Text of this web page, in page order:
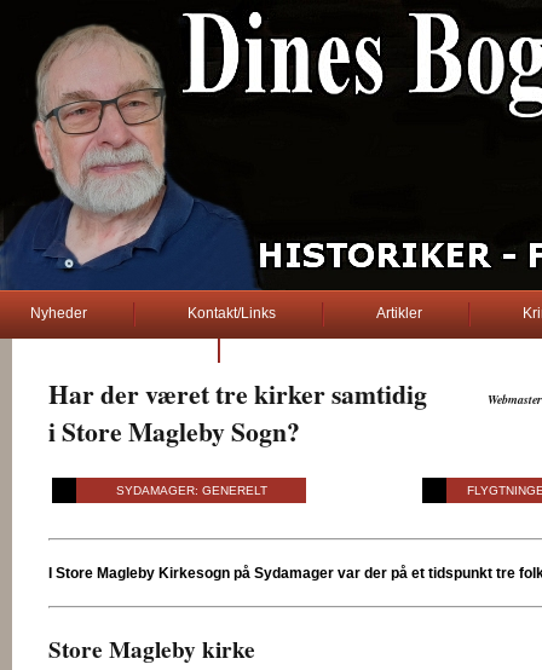
Nyheder Kontakt/Links Artikler
Har der været tre kirker samtidig
i Store Magleby Sogn?
SYDAMAGER: GENERELT
I Store Magleby Kirkesogn på Sydamager var der på et tidspunkt tre
Store Magleby kirke